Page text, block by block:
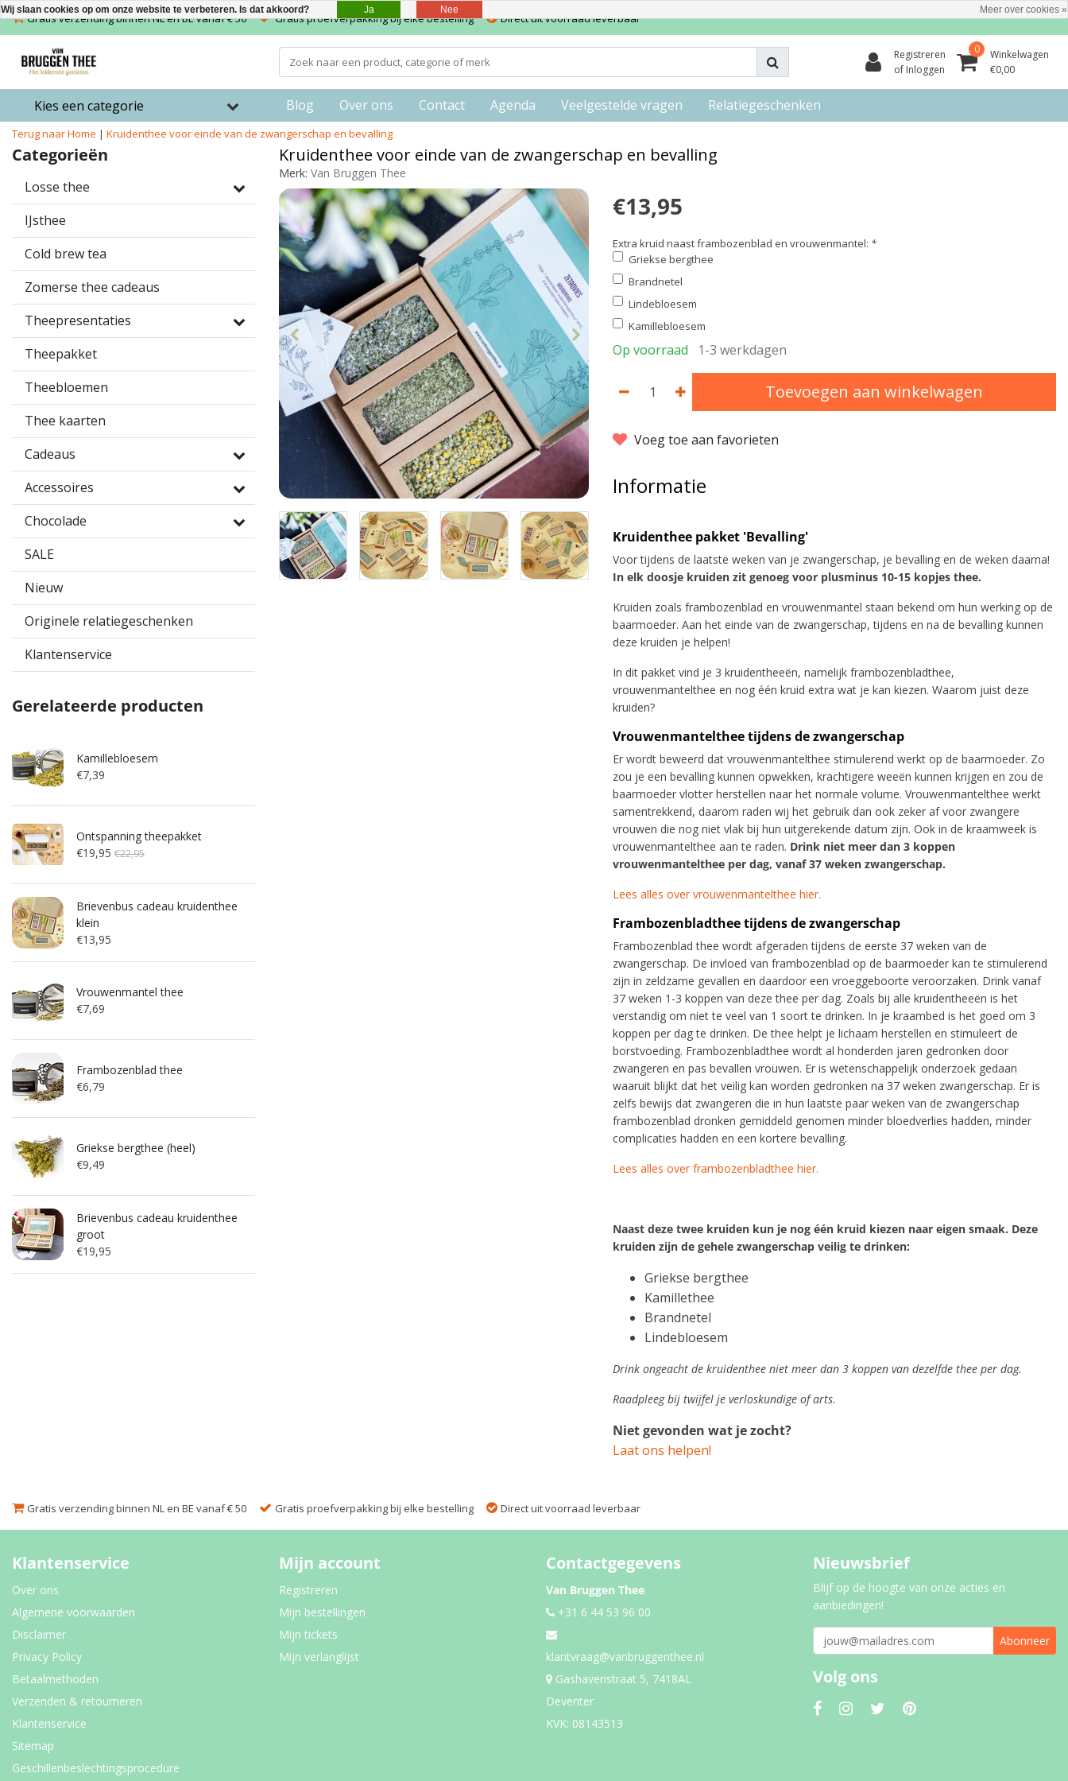
Gratis verzending binnen NL en BE vanaf € 50 Gratis proefverpakking bij elke bestelling Direct uit voorraad leverbaar
Registreren
of Inloggen
0
Winkelwagen
€0,00
Kies een categorie Blog Over ons Contact Agenda Veelgestelde vragen Relatiegeschenken
Terug naar Home | Kruidenthee voor einde van de zwangerschap en bevalling
Categorieën
Losse thee
IJsthee
Cold brew tea
Zomerse thee cadeaus
Theepresentaties
Theepakket
Theebloemen
Thee kaarten
Cadeaus
Accessoires
Chocolade
SALE
Nieuw
Originele relatiegeschenken
Klantenservice
Gerelateerde producten
Kamillebloesem
€7,39
Ontspanning theepakket
€19,95 €22,95
Brievenbus cadeau kruidenthee
klein
€13,95
Vrouwenmantel thee
€7,69
Frambozenblad thee
€6,79
Griekse bergthee (heel)
€9,49
Brievenbus cadeau kruidenthee
groot
€19,95
Kruidenthee voor einde van de zwangerschap en bevalling
Merk: Van Bruggen Thee
€13,95
Extra kruid naast frambozenblad en vrouwenmantel: *
Griekse bergthee
Brandnetel
Lindebloesem
Kamillebloesem
Op voorraad 1-3 werkdagen
Toevoegen aan winkelwagen
Voeg toe aan favorieten
Informatie
Kruidenthee pakket 'Bevalling'
Voor tijdens de laatste weken van je zwangerschap, je bevalling en de weken daarna!
In elk doosje kruiden zit genoeg voor plusminus 10-15 kopjes thee.
Kruiden zoals frambozenblad en vrouwenmantel staan bekend om hun werking op de
baarmoeder. Aan het einde van de zwangerschap, tijdens en na de bevalling kunnen
deze kruiden je helpen!
In dit pakket vind je 3 kruidentheeën, namelijk frambozenbladthee,
vrouwenmantelthee en nog één kruid extra wat je kan kiezen. Waarom juist deze
kruiden?
Vrouwenmantelthee tijdens de zwangerschap
Er wordt beweerd dat vrouwenmantelthee stimulerend werkt op de baarmoeder. Zo
zou je een bevalling kunnen opwekken, krachtigere weeën kunnen krijgen en zou de
baarmoeder vlotter herstellen naar het normale volume. Vrouwenmantelthee werkt
samentrekkend, daarom raden wij het gebruik dan ook zeker af voor zwangere
vrouwen die nog niet vlak bij hun uitgerekende datum zijn. Ook in de kraamweek is
vrouwenmantelthee aan te raden. Drink niet meer dan 3 koppen
vrouwenmantelthee per dag, vanaf 37 weken zwangerschap.
Lees alles over vrouwenmantelthee hier.
Frambozenbladthee tijdens de zwangerschap
Frambozenblad thee wordt afgeraden tijdens de eerste 37 weken van de
zwangerschap. De invloed van frambozenblad op de baarmoeder kan te stimulerend
zijn in zeldzame gevallen en daardoor een vroeggeboorte veroorzaken. Drink vanaf
37 weken 1-3 koppen van deze thee per dag. Zoals bij alle kruidentheeën is het
verstandig om niet te veel van 1 soort te drinken. In je kraambed is het goed om 3
koppen per dag te drinken. De thee helpt je lichaam herstellen en stimuleert de
borstvoeding. Frambozenbladthee wordt al honderden jaren gedronken door
zwangeren en pas bevallen vrouwen. Er is wetenschappelijk onderzoek gedaan
waaruit blijkt dat het veilig kan worden gedronken na 37 weken zwangerschap. Er is
zelfs bewijs dat zwangeren die in hun laatste paar weken van de zwangerschap
frambozenblad dronken gemiddeld genomen minder bloedverlies hadden, minder
complicaties hadden en een kortere bevalling.
Lees alles over frambozenbladthee hier.
Naast deze twee kruiden kun je nog één kruid kiezen naar eigen smaak. Deze
kruiden zijn de gehele zwangerschap veilig te drinken:
Griekse bergthee
Kamillethee
Brandnetel
Lindebloesem
Drink ongeacht de kruidenthee niet meer dan 3 koppen van dezelfde thee per dag.
Raadpleeg bij twijfel je verloskundige of arts.
Niet gevonden wat je zocht?
Laat ons helpen!
Gratis verzending binnen NL en BE vanaf € 50 Gratis proefverpakking bij elke bestelling Direct uit voorraad leverbaar
Klantenservice
Over ons
Algemene voorwaarden
Disclaimer
Privacy Policy
Betaalmethoden
Verzenden & retourneren
Klantenservice
Sitemap
Geschillenbeslechtingsprocedure
Mijn account
Registreren
Mijn bestellingen
Mijn tickets
Mijn verlanglijst
Contactgegevens
Van Bruggen Thee
+31 6 44 53 96 00
klantvraag@vanbruggenthee.nl
Gashavenstraat 5, 7418AL
Deventer
KVK: 08143513
Nieuwsbrief
Blijf op de hoogte van onze acties en
aanbiedingen!
Abonneer
Volg ons
Wij slaan cookies op om onze website te verbeteren. Is dat akkoord? Ja Nee Meer over cookies »